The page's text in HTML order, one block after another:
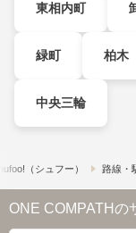
東相内町
緑町 柏木
中央三輪
（シュフー） 路線・
ONE COMPATHの